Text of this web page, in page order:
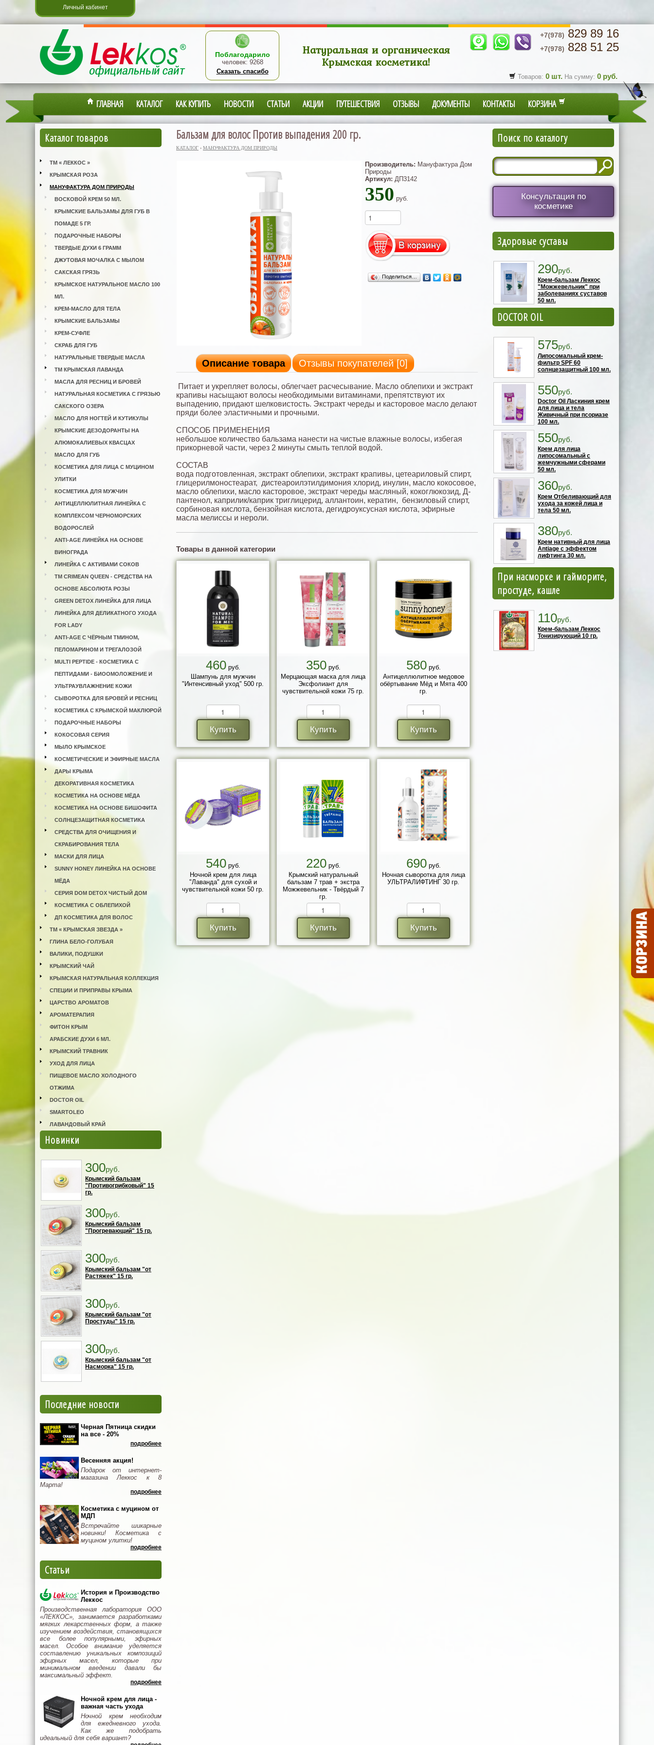
Личный кабинет
Поблагодарило
человек: 9268
Сказать спасибо
Натуральная и органическая
Крымская косметика!
+7(978) 829 89 16
+7(978) 828 51 25
Товаров: 0 шт. На сумму: 0 руб.
ГЛАВНАЯ КАТАЛОГ КАК КУПИТЬ НОВОСТИ СТАТЬИ АКЦИИ ПУТЕШЕСТВИЯ ОТЗЫВЫ ДОКУМЕНТЫ КОНТАКТЫ КОРЗИНА
Каталог товаров
ТМ « ЛЕККОС »
КРЫМСКАЯ РОЗА
МАНУФАКТУРА ДОМ ПРИРОДЫ
ВОСКОВОЙ КРЕМ 50 МЛ.
КРЫМСКИЕ БАЛЬЗАМЫ ДЛЯ ГУБ В
ПОМАДЕ 5 ГР.
ПОДАРОЧНЫЕ НАБОРЫ
ТВЕРДЫЕ ДУХИ 6 ГРАММ
ДЖУТОВАЯ МОЧАЛКА С МЫЛОМ
САКСКАЯ ГРЯЗЬ
КРЫМСКОЕ НАТУРАЛЬНОЕ МАСЛО 100
МЛ.
КРЕМ-МАСЛО ДЛЯ ТЕЛА
КРЫМСКИЕ БАЛЬЗАМЫ
КРЕМ-СУФЛЕ
СКРАБ ДЛЯ ГУБ
НАТУРАЛЬНЫЕ ТВЕРДЫЕ МАСЛА
ТМ КРЫМСКАЯ ЛАВАНДА
МАСЛА ДЛЯ РЕСНИЦ И БРОВЕЙ
НАТУРАЛЬНАЯ КОСМЕТИКА С ГРЯЗЬЮ
САКСКОГО ОЗЕРА
МАСЛО ДЛЯ НОГТЕЙ И КУТИКУЛЫ
КРЫМСКИЕ ДЕЗОДОРАНТЫ НА
АЛЮМОКАЛИЕВЫХ КВАСЦАХ
МАСЛО ДЛЯ ГУБ
КОСМЕТИКА ДЛЯ ЛИЦА С МУЦИНОМ
УЛИТКИ
КОСМЕТИКА ДЛЯ МУЖЧИН
АНТИЦЕЛЛЮЛИТНАЯ ЛИНЕЙКА С
КОМПЛЕКСОМ ЧЕРНОМОРСКИХ
ВОДОРОСЛЕЙ
ANTI-AGE ЛИНЕЙКА НА ОСНОВЕ
ВИНОГРАДА
ЛИНЕЙКА С АКТИВАМИ СОКОВ
ТМ CRIMEAN QUEEN - СРЕДСТВА НА
ОСНОВЕ АБСОЛЮТА РОЗЫ
GREEN DETOX ЛИНЕЙКА ДЛЯ ЛИЦА
ЛИНЕЙКА ДЛЯ ДЕЛИКАТНОГО УХОДА
FOR LADY
ANTI-AGE С ЧЁРНЫМ ТМИНОМ,
ПЕЛОМАРИНОМ И ТРЕГАЛОЗОЙ
MULTI PEPTIDE - КОСМЕТИКА С
ПЕПТИДАМИ - БИООМОЛОЖЕНИЕ И
УЛЬТРАУВЛАЖНЕНИЕ КОЖИ
СЫВОРОТКА ДЛЯ БРОВЕЙ И РЕСНИЦ
КОСМЕТИКА С КРЫМСКОЙ МАКЛЮРОЙ
ПОДАРОЧНЫЕ НАБОРЫ
КОКОСОВАЯ СЕРИЯ
МЫЛО КРЫМСКОЕ
КОСМЕТИЧЕСКИЕ И ЭФИРНЫЕ МАСЛА
ДАРЫ КРЫМА
ДЕКОРАТИВНАЯ КОСМЕТИКА
КОСМЕТИКА НА ОСНОВЕ МЁДА
КОСМЕТИКА НА ОСНОВЕ БИШОФИТА
СОЛНЦЕЗАЩИТНАЯ КОСМЕТИКА
СРЕДСТВА ДЛЯ ОЧИЩЕНИЯ И
СКРАБИРОВАНИЯ ТЕЛА
МАСКИ ДЛЯ ЛИЦА
SUNNY HONEY ЛИНЕЙКА НА ОСНОВЕ
МЁДА
СЕРИЯ DOM DETOX ЧИСТЫЙ ДОМ
КОСМЕТИКА С ОБЛЕПИХОЙ
ДП КОСМЕТИКА ДЛЯ ВОЛОС
ТМ « КРЫМСКАЯ ЗВЕЗДА »
ГЛИНА БЕЛО-ГОЛУБАЯ
ВАЛИКИ, ПОДУШКИ
КРЫМСКИЙ ЧАЙ
КРЫМСКАЯ НАТУРАЛЬНАЯ КОЛЛЕКЦИЯ
СПЕЦИИ И ПРИПРАВЫ КРЫМА
ЦАРСТВО АРОМАТОВ
АРОМАТЕРАПИЯ
ФИТОН КРЫМ
АРАБСКИЕ ДУХИ 6 МЛ.
КРЫМСКИЙ ТРАВНИК
УХОД ДЛЯ ЛИЦА
ПИЩЕВОЕ МАСЛО ХОЛОДНОГО
ОТЖИМА
DOCTOR OIL
SMARTOLEO
ЛАВАНДОВЫЙ КРАЙ
Новинки
300руб.
Крымский бальзам
"Противогрибковый" 15
гр.
300руб.
Крымский бальзам
"Прогревающий" 15 гр.
300руб.
Крымский бальзам "от
Растяжек" 15 гр.
300руб.
Крымский бальзам "от
Простуды" 15 гр.
300руб.
Крымский бальзам "от
Насморка" 15 гр.
Последние новости
Черная Пятница скидки
на все - 20%
подробнее
Весенняя акция!
Подарок от интернет-
магазина Леккос к 8
Марта!
подробнее
Косметика с муцином от
МДП
Встречайте шикарные
новинки! Косметика с
муцином улитки!
подробнее
Статьи
История и Производство
Леккос
Производственная лаборатория ООО
«ЛЕККОС», занимается разработками
мягких лекарственных форм, а также
изучением воздействия, становящихся
все более популярными, эфирных
масел. Особое внимание уделяется
составлению уникальных композиций
эфирных масел, которые при
минимальном введении давали бы
максимальный эффект.
подробнее
Ночной крем для лица -
важная часть ухода
Ночной крем необходим
для ежедневного ухода.
Как же подобрать
идеальный для себя вариант?
Бальзам для волос Против выпадения 200 гр.
КАТАЛОГ › МАНУФАКТУРА ДОМ ПРИРОДЫ
Производитель: Мануфактура Дом
Природы
Артикул: ДП3142
350 руб.
Поделиться…
Описание товара Отзывы покупателей [0]
Питает и укрепляет волосы, облегчает расчесывание. Масло облепихи и экстракт
крапивы насыщают волосы необходимыми витаминами, препятствуют их
выпадению, придают шелковистость. Экстракт череды и касторовое масло делают
пряди более эластичными и прочными.
СПОСОБ ПРИМЕНЕНИЯ
небольшое количество бальзама нанести на чистые влажные волосы, избегая
прикорневой части, через 2 минуты смыть теплой водой.
СОСТАВ
вода подготовленная, экстракт облепихи, экстракт крапивы, цетеариловый спирт,
глицерилмоностеарат, дистеароилэтилдимония хлорид, инулин, масло кокосовое,
масло облепихи, масло касторовое, экстракт череды масляный, кокоглюкозид, Д-
пантенол, каприлик/каприк триглицерид, аллантоин, кератин, бензиловый спирт,
сорбиновая кислота, бензойная кислота, дегидроуксусная кислота, эфирные
масла мелиссы и нероли.
Товары в данной категории
460руб.
Шампунь для мужчин
"Интенсивный уход" 500 гр.
Купить
350руб.
Мерцающая маска для лица
Эксфолиант для
чувствительной кожи 75 гр.
Купить
580руб.
Антицеллюлитное медовое
обёртывание Мёд и Мята 400
гр.
Купить
540руб.
Ночной крем для лица
"Лаванда" для сухой и
чувствительной кожи 50 гр.
Купить
220руб.
Крымский натуральный
бальзам 7 трав + экстра
Можжевельник - Твёрдый 7
гр.
Купить
690руб.
Ночная сыворотка для лица
УЛЬТРАЛИФТИНГ 30 гр.
Купить
Поиск по каталогу
Консультация по
косметике
Здоровые суставы
290руб.
Крем-бальзам Леккос
"Можжевельник" при
заболеваниях суставов
50 мл.
DOCTOR OIL
575руб.
Липосомальный крем-
фильтр SPF 60
солнцезащитный 100 мл.
550руб.
Doctor Oil Ласкиния крем
для лица и тела
Живичный при псориазе
100 мл.
550руб.
Крем для лица
липосомальный с
жемчужными сферами
50 мл.
360руб.
Крем Отбеливающий для
ухода за кожей лица и
тела 50 мл.
380руб.
Крем нативный для лица
Antiage с эффектом
лифтинга 30 мл.
При насморке и гайморите,
простуде, кашле
110руб.
Крем-бальзам Леккос
Тонизирующий 10 гр.